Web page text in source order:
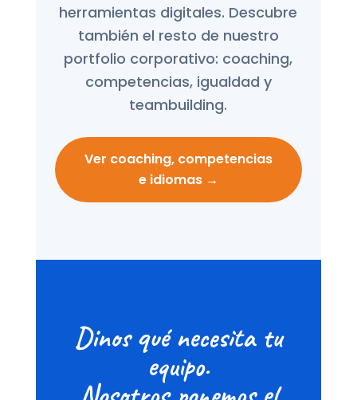
herramientas digitales. Descubre
también el resto de nuestro
portfolio corporativo: coaching,
competencias, igualdad y
teambuilding.
Ver coaching, competencias
e idiomas →
Dinos qué necesita tu
equipo.